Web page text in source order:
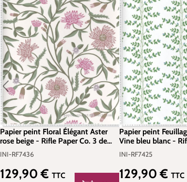
Papier peint Floral Élégant Aster
rose beige - Rifle Paper Co. 3 de
York (Initiales) | Réf. INI-RF7436
INI-RF7436
Prix régulier :
129,90 € TTC
Papier peint
Vine bleu blanc -
de York (Initiales) |
INI-RF7425
Prix régulier :
129,90 €TTC